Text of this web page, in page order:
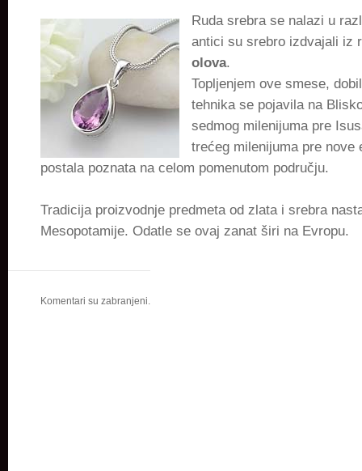
Ruda srebra se nalazi u
antici su srebro izdvajali iz
olova.
Topljenjem ove smese,
tehnika se pojavila na
sedmog milenijuma pre
trećeg milenijuma pre nove
postala poznata na celom pomenutom području.
Tradicija proizvodnje predmeta od zlata i srebra
Mesopotamije. Odatle se ovaj zanat širi na Evropu.
Komentari su zabranjeni.